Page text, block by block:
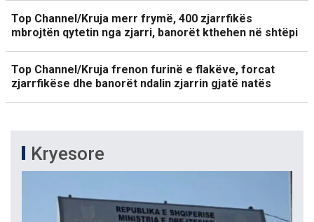
Top Channel/Kruja merr frymë, 400 zjarrfikës
mbrojtën qytetin nga zjarri, banorët kthehen në shtëpi
Top Channel/Kruja frenon furinë e flakëve, forcat
zjarrfikëse dhe banorët ndalin zjarrin gjatë natës
Kryesore